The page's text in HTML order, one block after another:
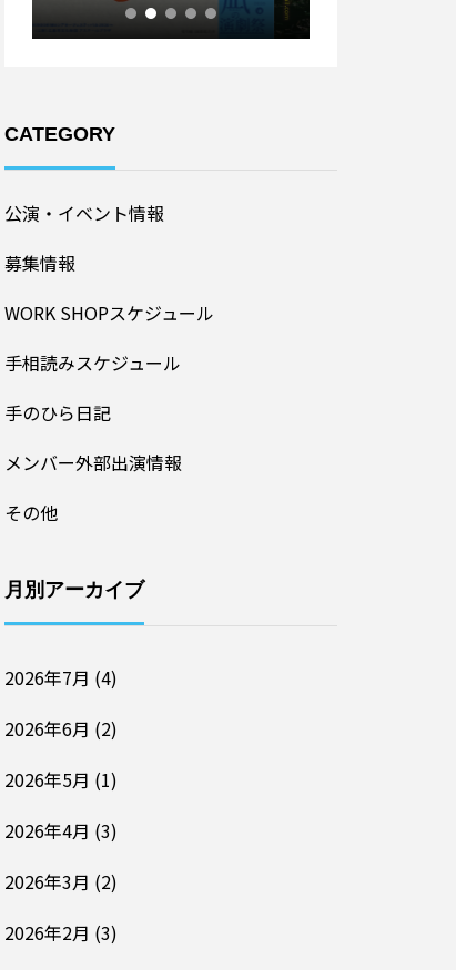
CATEGORY
公演・イベント情報
募集情報
WORK SHOPスケジュール
手相読みスケジュール
手のひら日記
メンバー外部出演情報
その他
月別アーカイブ
2026年7月 (4)
2026年6月 (2)
2026年5月 (1)
2026年4月 (3)
2026年3月 (2)
2026年2月 (3)